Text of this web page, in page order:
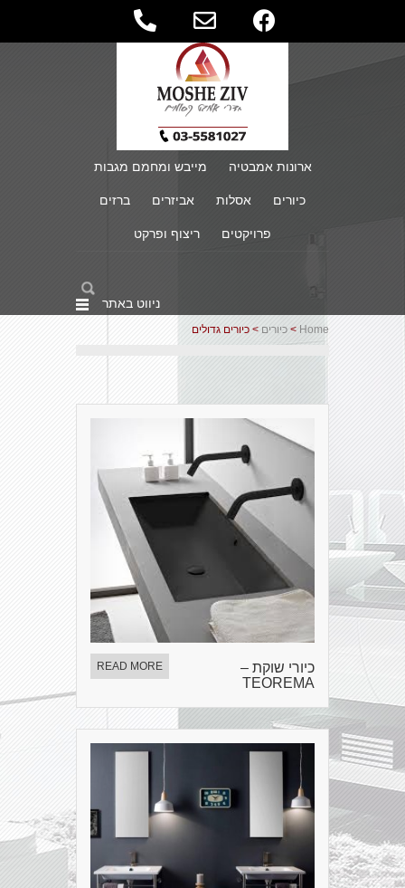
ארונות אמבטיה מייבש ומחמם מגבות
כיורים אסלות אביזרים ברזים
פרויקטים ריצוף ופרקט
ניווט באתר
Home
> כיורים > כיורים גדולים
כיורי שוקת –
TEOREMA
READ MORE